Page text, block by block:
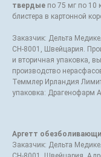
твердые по 75 мг по 10
блистера в картонной
Заказчик: Дельта
СН-8001, Швейцария.
и вторичная упаковка,
производство
Теммлер Ирландия
упаковка: Драгенофарм
Аргетт
Заказчик: Дельта